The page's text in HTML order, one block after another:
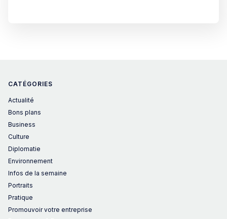
CATÉGORIES
Actualité
Bons plans
Business
Culture
Diplomatie
Environnement
Infos de la semaine
Portraits
Pratique
Promouvoir votre entreprise